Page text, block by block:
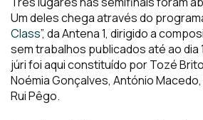
Um deles chega através do
Class”, da Antena 1, dirigido a
sem trabalhos publicados até ao dia
júri foi aqui constituído por Tozé
Noémia Gonçalves, António
Rui Pêgo.